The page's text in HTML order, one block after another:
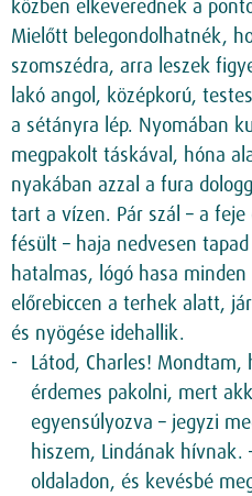
közben elkeverednek a
Mielőtt belegondolhatnék,
szomszédra, arra leszek
lakó angol, középkorú,
a sétányra lép. Nyomában
megpakolt táskával, hóna
nyakában azzal a fura
tart a vízen. Pár szál – a
fésült – haja nedvesen
hatalmas, lógó hasa
előrebiccen a terhek alatt,
és nyögése idehallik.
Látod, Charles!
érdemes pakolni, mert
egyensúlyozva – jegyzi
hiszem, Lindának hívnak.
oldaladon, és kevésbé